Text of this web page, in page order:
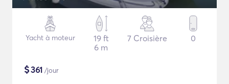
Yacht à moteur
19 ft
6 m
7 Croisière 0
$361 /jour